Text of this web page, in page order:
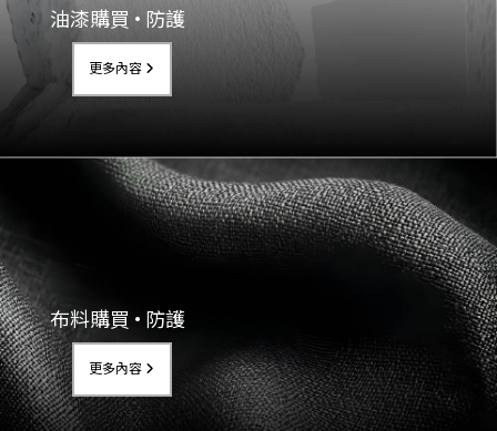
油漆購買 • 防護
更多內容
布料購買 • 防護
更多內容